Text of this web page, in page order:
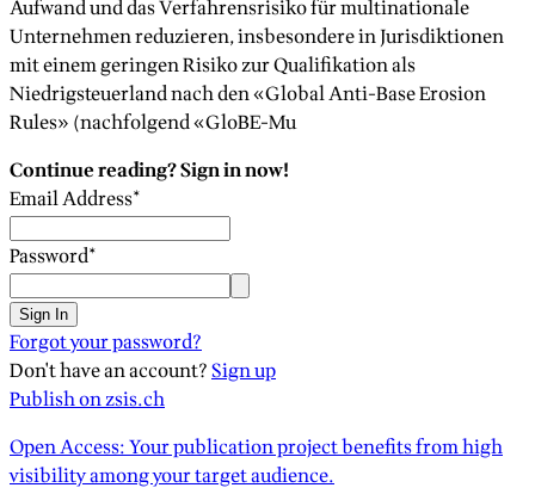
Aufwand und das Verfahrensrisiko für multinationale
Unternehmen reduzieren, insbesondere in Jurisdiktionen
mit einem geringen Risiko zur Qualifikation als
Niedrigsteuerland nach den «Global Anti-Base Erosion
Rules» (nachfolgend «GloBE-Mu
Continue reading? Sign in now!
Email Address*
Password*
Sign In
Forgot your password?
Don't have an account?Sign up
Publish on zsis.ch
Open Access: Your publication project benefits from high
visibility among your target audience.